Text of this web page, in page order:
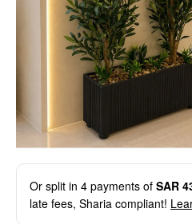
Or split in 4 payments of SAR
late fees, Sharia compliant!